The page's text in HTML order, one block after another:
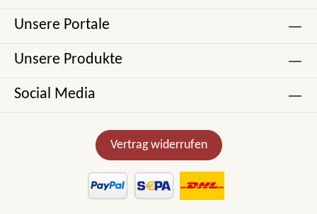
Unsere Portale
Unsere Produkte
Social Media
Vertrag widerrufen